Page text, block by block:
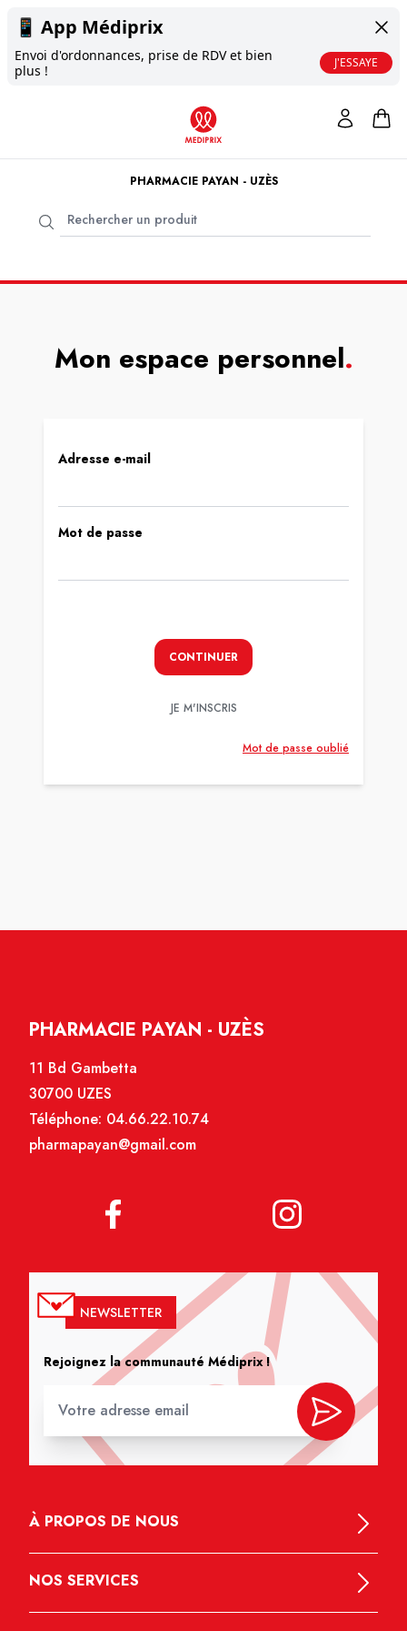
📱 App Médiprix
Envoi d'ordonnances, prise de RDV et bien
plus !
J'ESSAYE
PHARMACIE PAYAN - UZÈS
Mon espace personnel.
Adresse e-mail
Mot de passe
CONTINUER
JE M'INSCRIS
Mot de passe oublié
PHARMACIE PAYAN - UZÈS
11 Bd Gambetta
30700 UZES
Téléphone: 04.66.22.10.74
pharmapayan@gmail.com
NEWSLETTER
Rejoignez la communauté Médiprix !
À PROPOS DE NOUS
NOS SERVICES